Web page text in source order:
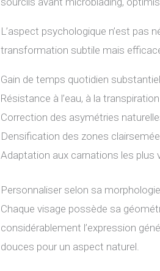
L’aspect psychologique n’est pas
transformation subtile mais
Gain de temps quotidien substantiel
Résistance à l’eau, à la
Correction des asymétries
Densification des zones
Adaptation aux carnations les plus
Personnaliser selon sa
Chaque visage possède sa
considérablement l’expression
douces pour un aspect naturel.